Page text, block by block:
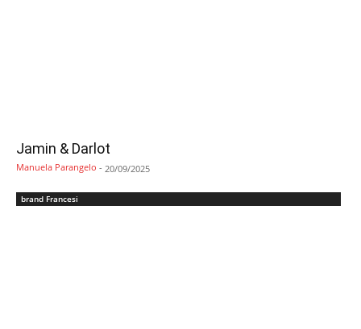
Jamin & Darlot
Manuela Parangelo - 20/09/2025
brand Francesi